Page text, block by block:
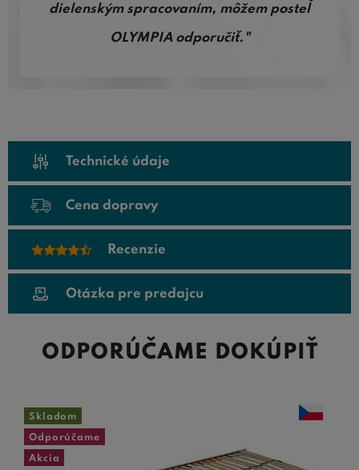
dielenským spracovaním, môžem posteľ
OLYMPIA odporučiť."
Technické údaje
Cena dopravy
Recenzie
Otázka pre predajcu
ODPORÚČAME DOKÚPIŤ
Skladom
Odporúčame
Akcia